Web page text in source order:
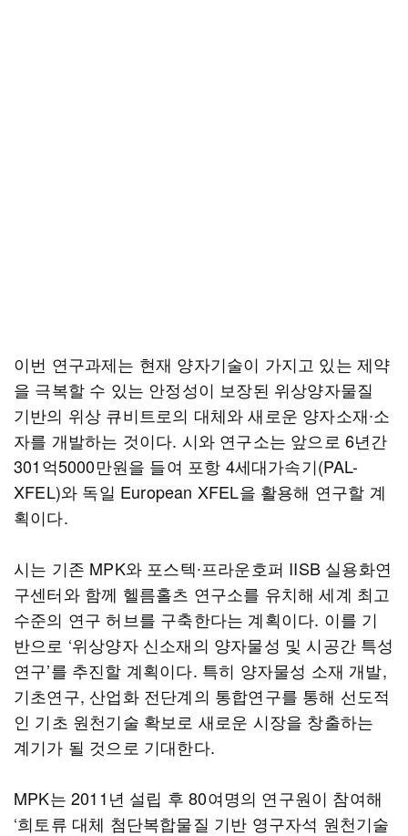
이번 연구과제는 현재 양자기술이 가지고 있는 제약
을 극복할 수 있는 안정성이 보장된 위상양자물질
기반의 위상 큐비트로의 대체와 새로운 양자소재∙소
자를 개발하는 것이다. 시와 연구소는 앞으로 6년간
301억5000만원을 들여 포항 4세대가속기(PAL-
XFEL)와 독일 European XFEL을 활용해 연구할 계
획이다.
시는 기존 MPK와 포스텍∙프라운호퍼 IISB 실용화연
구센터와 함께 헬름홀츠 연구소를 유치해 세계 최고
수준의 연구 허브를 구축한다는 계획이다. 이를 기
반으로 ‘위상양자 신소재의 양자물성 및 시공간 특성
연구’를 추진할 계획이다. 특히 양자물성 소재 개발,
기초연구, 산업화 전단계의 통합연구를 통해 선도적
인 기초 원천기술 확보로 새로운 시장을 창출하는
계기가 될 것으로 기대한다.
MPK는 2011년 설립 후 80여명의 연구원이 참여해
‘희토류 대체 첨단복합물질 기반 영구자석 원천기술